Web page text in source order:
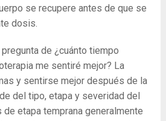
se recupere antes de que se
dosis.
de ¿cuánto tiempo
me sentiré mejor? La
y sentirse mejor después de la
del tipo, etapa y severidad del
de etapa temprana generalmente